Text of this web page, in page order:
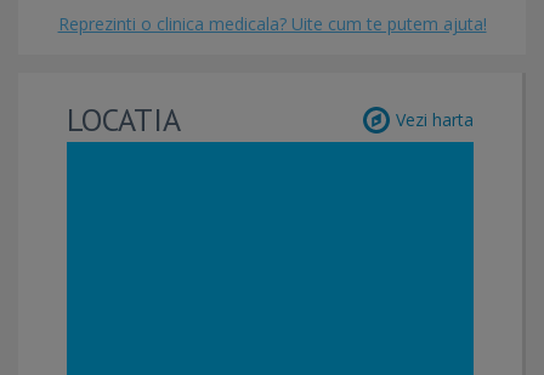
Reprezinti o clinica medicala? Uite cum te putem ajuta!
LOCATIA Vezi harta